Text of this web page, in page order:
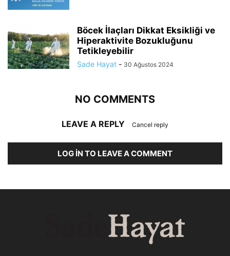
Böcek İlaçları Dikkat Eksikliği ve
Hiperaktivite Bozukluğunu
Tetikleyebilir
Sade Hayat - 30 Ağustos 2024
NO COMMENTS
LEAVE A REPLY Cancel reply
LOG IN TO LEAVE A COMMENT